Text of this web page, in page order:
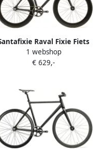
Raval Fixie Fiets
Black 60mm 3 Speeds
1 webshop
€ 629,-